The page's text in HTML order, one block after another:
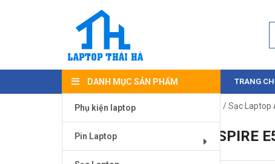
DANH MỤC SẢN PHẨM
Phụ kiện laptop
Pin Laptop
TRANG
Trang chủ/Sạc Laptop / Sạc Laptop
SẠC LAPTOP ACER ASPIRE